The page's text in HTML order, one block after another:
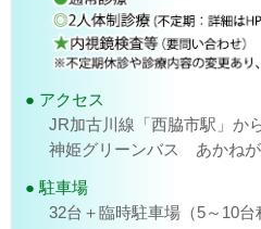
すのでご注意ください。
・おおよその診察時間目安は
察内容や重症患者様などの対
もありますので、来院はお早
待ち時間の発生につきましても
目安の診察時間
診察番号 午前/午後
6 9:00/16:00
20 10:00/17:00
30 10:30/17:30
40 11:00/18:00
アクセス
JR加古川線「西脇市駅」か
神姫グリーンバス あかね
駐車場
32台＋臨時駐車場（5～10台